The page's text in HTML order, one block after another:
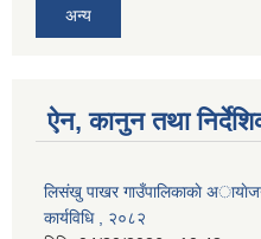
अन्य
ऐन, कानुन तथा
लिसंखु पाखर गाउँपालिकाकाे
कार्यविधि , २०८२